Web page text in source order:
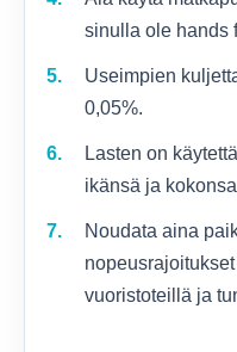
sinulla ole hands
Useimpien
0,05%.
Lasten on
ikänsä ja
Noudata aina
vuoristoteillä ja